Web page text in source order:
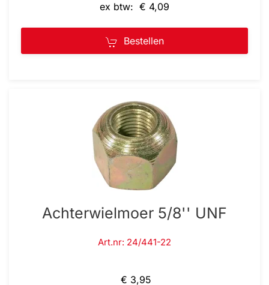
ex btw: € 4,09
Bestellen
Achterwielmoer 5/8'' UNF
Art.nr: 24/441-22
€ 3,95